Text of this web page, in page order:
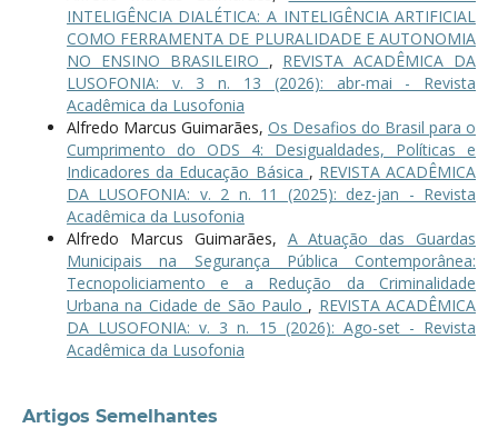
INTELIGÊNCIA DIALÉTICA: A INTELIGÊNCIA ARTIFICIAL
COMO FERRAMENTA DE PLURALIDADE E AUTONOMIA
NO ENSINO BRASILEIRO , REVISTA ACADÊMICA DA
LUSOFONIA: v. 3 n. 13 (2026): abr-mai - Revista
Acadêmica da Lusofonia
Alfredo Marcus Guimarães, Os Desafios do Brasil para o
Cumprimento do ODS 4: Desigualdades, Políticas e
Indicadores da Educação Básica , REVISTA ACADÊMICA
DA LUSOFONIA: v. 2 n. 11 (2025): dez-jan - Revista
Acadêmica da Lusofonia
Alfredo Marcus Guimarães, A Atuação das Guardas
Municipais na Segurança Pública Contemporânea:
Tecnopoliciamento e a Redução da Criminalidade
Urbana na Cidade de São Paulo , REVISTA ACADÊMICA
DA LUSOFONIA: v. 3 n. 15 (2026): Ago-set - Revista
Acadêmica da Lusofonia
Artigos Semelhantes